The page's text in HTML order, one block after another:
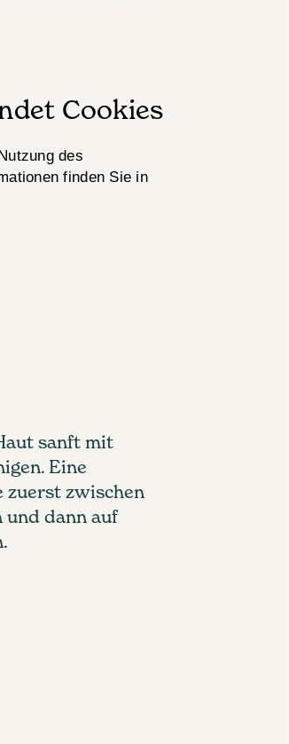
Cookies
des
finden Sie in
sanft mit
Eine
zuerst zwischen
und dann auf